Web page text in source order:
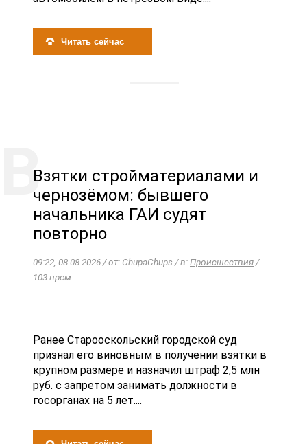
Читать сейчас
Взятки стройматериалами и
чернозёмом: бывшего
начальника ГАИ судят
повторно
09:22, 08.08.2026 / от: ChupaChups / в:Происшествия/
103 прсм.
Ранее Старооскольский городской суд
признал его виновным в получении взятки в
крупном размере и назначил штраф 2,5 млн
руб. с запретом занимать должности в
госорганах на 5 лет....